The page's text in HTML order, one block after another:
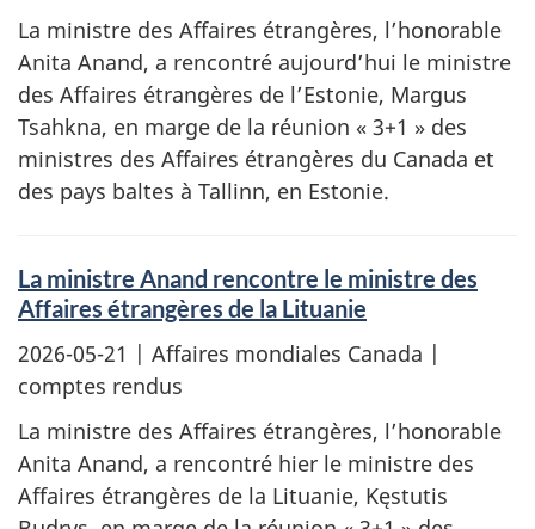
La ministre des Affaires étrangères, l’honorable
Anita Anand, a rencontré aujourd’hui le ministre
des Affaires étrangères de l’Estonie, Margus
Tsahkna, en marge de la réunion « 3+1 » des
ministres des Affaires étrangères du Canada et
des pays baltes à Tallinn, en Estonie.
La ministre Anand rencontre le ministre des
Affaires étrangères de la Lituanie
2026-05-21 | Affaires mondiales Canada |
comptes rendus
La ministre des Affaires étrangères, l’honorable
Anita Anand, a rencontré hier le ministre des
Affaires étrangères de la Lituanie, Kęstutis